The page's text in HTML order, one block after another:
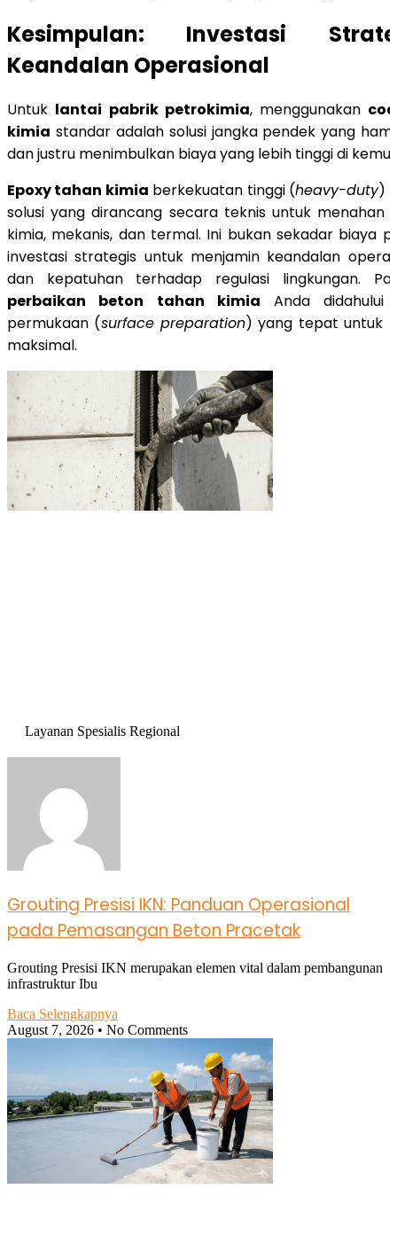
Kesimpulan: Investasi
Keandalan Operasional
Untuk lantai pabrik petrokimia, menggunakan
kimia standar adalah solusi jangka pendek yang
dan justru menimbulkan biaya yang lebih tinggi di
Epoxy tahan kimia berkekuatan tinggi (heavy-duty)
solusi yang dirancang secara teknis untuk menahan
kimia, mekanis, dan termal. Ini bukan sekadar biaya
investasi strategis untuk menjamin keandalan
dan kepatuhan terhadap regulasi lingkungan.
perbaikan beton tahan kimia Anda didahului
permukaan (surface preparation) yang tepat untuk
maksimal.
Layanan Spesialis Regional
Grouting Presisi IKN: Panduan Operasional
pada Pemasangan Beton Pracetak
Grouting Presisi IKN merupakan elemen vital dalam pembangunan
infrastruktur Ibu
Baca Selengkapnya
August 7, 2026
No Comments